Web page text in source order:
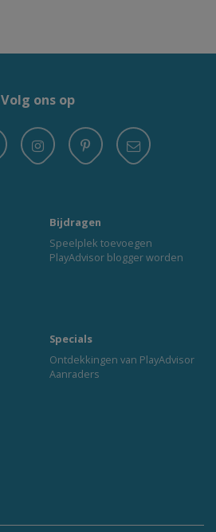
Volg ons op
Bijdragen
Speelplek toevoegen
PlayAdvisor blogger worden
Specials
Ontdekkingen van PlayAdvisor
Aanraders